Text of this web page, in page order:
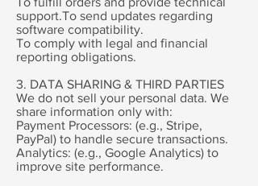
support.To send updates regarding
software compatibility.
To comply with legal and financial
reporting obligations.
3. DATA SHARING & THIRD PARTIES
We do not sell your personal data. We
share information only with:
Payment Processors: (e.g., Stripe,
PayPal) to handle secure transactions.
Analytics: (e.g., Google Analytics) to
improve site performance.